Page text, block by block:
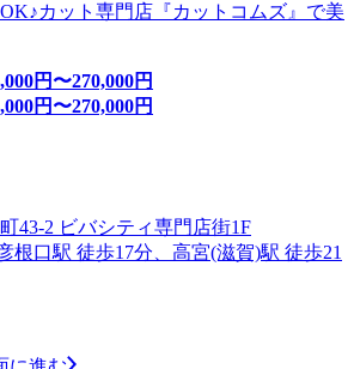
カット専門店『カットコムズ』で美
円〜270,000円
円〜270,000円
43-2 ビバシティ専門店街1F
根口駅 徒歩17分、高宮(滋賀)駅 徒歩21